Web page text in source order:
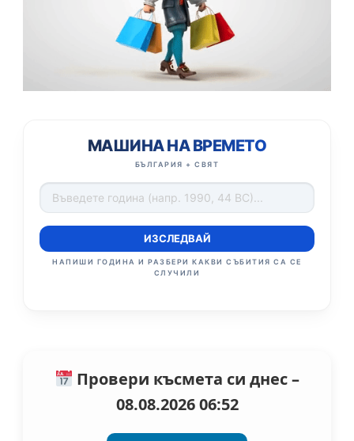
МАШИНА НА ВРЕМЕТО
БЪЛГАРИЯ + СВЯТ
ИЗСЛЕДВАЙ
НАПИШИ ГОДИНА И РАЗБЕРИ КАКВИ СЪБИТИЯ СА СЕ
СЛУЧИЛИ
Провери късмета си днес –
08.08.2026 06:52